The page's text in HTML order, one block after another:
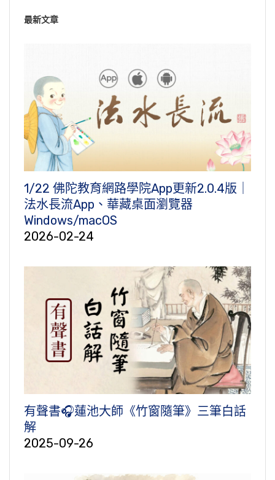
最新文章
1/22 佛陀教育網路學院App更新2.0.4版｜
法水長流App、華藏桌面瀏覽器
Windows/macOS
2026-02-24
有聲書🎧蓮池大師《竹窗隨筆》三筆白話
解
2025-09-26